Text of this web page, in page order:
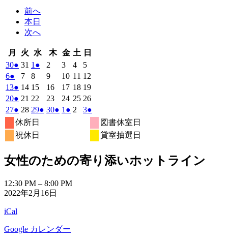
前へ
本日
次へ
月
月
曜
日
火 火
曜
日
水
曜
日
木木
曜
日
金金
曜
日
土 土
曜
日
日
302026
年
3
月
30
日
● (1
件
の
イ
ベ
ン
ト)
31 2026
年
3
月
31
日
1 2026
4
月
1
日
●
件
の
イ
ベ
2 2026
年
4
月
2
日
32026
年
4
月
3
日
42026
年
4
月
4
日
52026
年
4
月
5
日
62026
年
4
月
6
日
●
件
の
イ
ベ
ン
ト)
72026
年
4
月
7
日
82026
年
4
月
8
日
92026
年
4
月
9
102026
年
月
10
11 2026
年
4
月
11
12
年
12
132026
年
4
月
13
日
● (1
件
の
イ
ベ
ン
142026
年
4
月
14
日
152026
4
月
162026
4
月
172026
年
月
182026
年
4
月
192026
年
月
202026
年
4
月
20
● (1
件
の
イ
ベ
ト)
21 2026
年
4
月
21
22 2026
年
232026
年
242026
年
252026
年
262026
年
4
月
272026
年
4
月
日
● (1
件
の
イ
ン
282026
年
4
月
日
292026
日
● (1
ン
302026
日
● (1
ン
1 2026
日
● (1
ン
2 2026
日
32026
年
5
日
●
件
の
イ
ン
休所日
図書休室日
祝休日
貸室抽選日
女性のための寄り添いホットライン
女
性
た
め
12:30 PM – 8:00 PM
2022年2月16日
iCal
Google カレンダー